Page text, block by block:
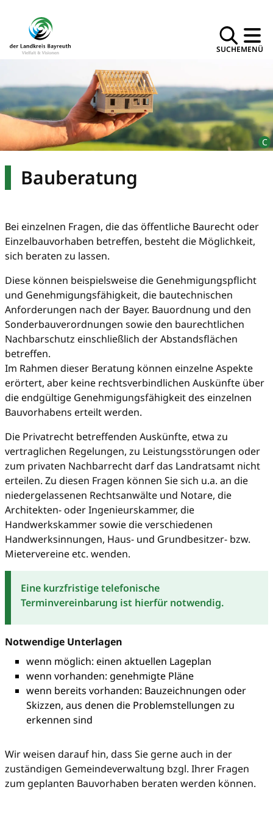
SUCHEMENÜ
Bauberatung
Bei einzelnen Fragen, die das öffentliche Baurecht oder
Einzelbauvorhaben betreffen, besteht die Möglichkeit,
sich beraten zu lassen.
Diese können beispielsweise die Genehmigungspflicht
und Genehmigungsfähigkeit, die bautechnischen
Anforderungen nach der Bayer. Bauordnung und den
Sonderbauverordnungen sowie den baurechtlichen
Nachbarschutz einschließlich der Abstandsflächen
betreffen.
Im Rahmen dieser Beratung können einzelne Aspekte
erörtert, aber keine rechtsverbindlichen Auskünfte über
die endgültige Genehmigungsfähigkeit des einzelnen
Bauvorhabens erteilt werden.
Die Privatrecht betreffenden Auskünfte, etwa zu
vertraglichen Regelungen, zu Leistungsstörungen oder
zum privaten Nachbarrecht darf das Landratsamt nicht
erteilen. Zu diesen Fragen können Sie sich u.a. an die
niedergelassenen Rechtsanwälte und Notare, die
Architekten- oder Ingenieurskammer, die
Handwerkskammer sowie die verschiedenen
Handwerksinnungen, Haus- und Grundbesitzer- bzw.
Mietervereine etc. wenden.
Eine kurzfristige telefonische
Terminvereinbarung ist hierfür notwendig.
Notwendige Unterlagen
wenn möglich: einen aktuellen Lageplan
wenn vorhanden: genehmigte Pläne
wenn bereits vorhanden: Bauzeichnungen oder
Skizzen, aus denen die Problemstellungen zu
erkennen sind
Wir weisen darauf hin, dass Sie gerne auch in der
zuständigen Gemeindeverwaltung bzgl. Ihrer Fragen
zum geplanten Bauvorhaben beraten werden können.